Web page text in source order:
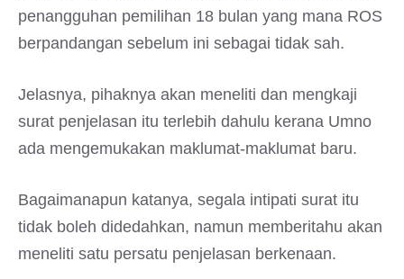
penangguhan pemilihan 18 bulan yang mana ROS
berpandangan sebelum ini sebagai tidak sah.
Jelasnya, pihaknya akan meneliti dan mengkaji
surat penjelasan itu terlebih dahulu kerana Umno
ada mengemukakan maklumat-maklumat baru.
Bagaimanapun katanya, segala intipati surat itu
tidak boleh didedahkan, namun memberitahu akan
meneliti satu persatu penjelasan berkenaan.